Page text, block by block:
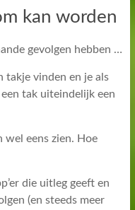
kan worden
gevolgen hebben …
takje vinden en je als
tak uiteindelijk een
wel eens zien. Hoe
die uitleg geeft en
(en steeds meer